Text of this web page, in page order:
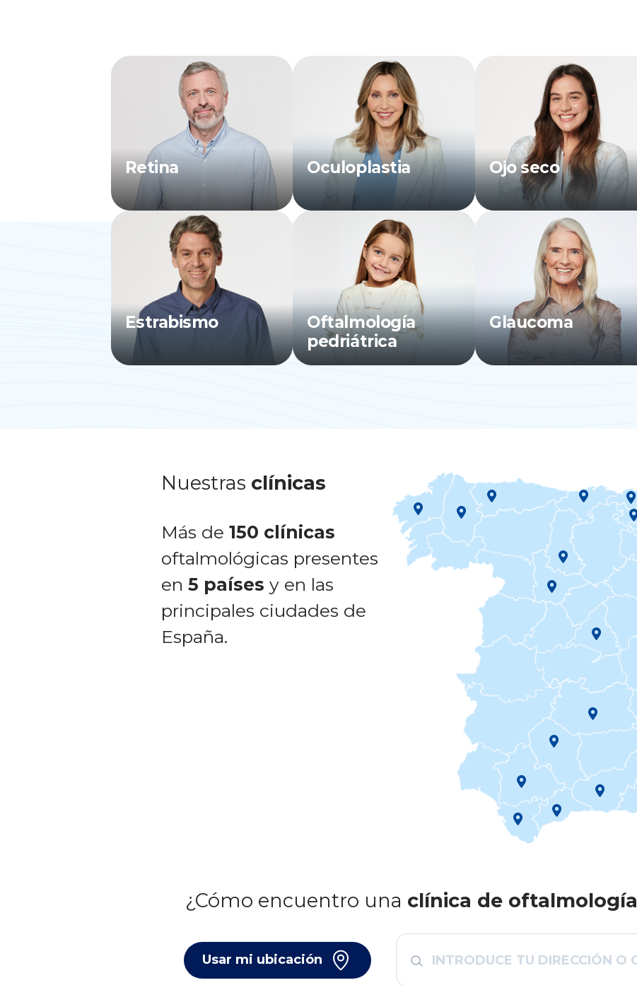
Retina Oculoplastia Ojo seco
Estrabismo
Oftalmología
pedriátrica
Glaucoma
Nuestras clínicas
Más de 150 clínicas
oftalmológicas presentes
en 5 países y en las
principales ciudades de
España.
¿Cómo encuentro una clínica de oftalmología
Usar mi ubicación